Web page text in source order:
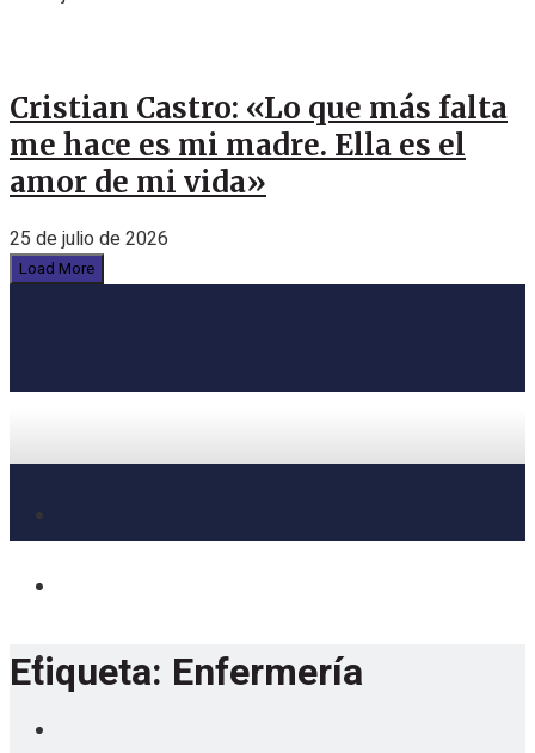
Cristian Castro: «Lo que más falta
me hace es mi madre. Ella es el
amor de mi vida»
25 de julio de 2026
Load More
Etiqueta: Enfermería